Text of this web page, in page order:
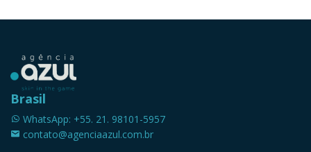
Brasil
WhatsApp: +55. 21. 98101-5957
contato@agenciaazul.com.br